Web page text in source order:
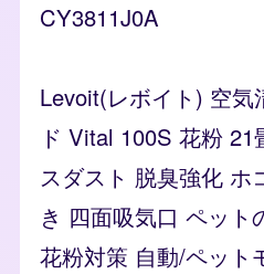
CY3811J0A
Levoit(レボイト) 空気
ド Vital 100S 花粉
スダスト 脱臭強化 ホ
き 四面吸気口 ペット
花粉対策 自動/ペット